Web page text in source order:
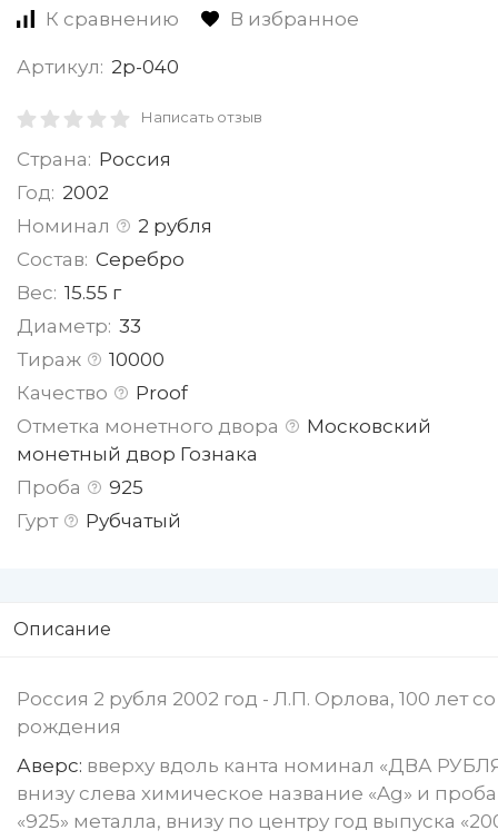
К сравнению В избранное
Артикул: 2р-040
Написать отзыв
Страна: Россия
Год: 2002
Номинал
2 рубля
Состав: Серебро
Вес: 15.55 г
Диаметр: 33
Тираж
10000
Качество
Proof
Отметка монетного двора
Московский
монетный двор Гознака
Проба
925
Гурт
Рубчатый
Описание
Россия 2 рубля 2002 год - Л.П. Орлова, 100 лет
рождения
Аверс: вверху вдоль канта номинал «ДВА
внизу слева химическое название «Ag» и проба
«925» металла, внизу по центру год выпуска